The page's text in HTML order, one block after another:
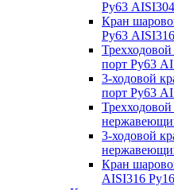
Ру63 AISI304
Кран
Ру63 AISI316
порт Ру63
3-ходовой
порт Ру63
3-ходовой
Кран
AISI316 Ру16